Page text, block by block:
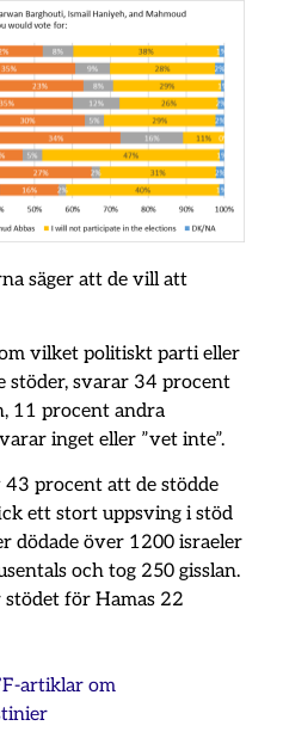
säger att de vill att
vilket politiskt parti eller
svarar 34 procent
11 procent andra
inget eller ”vet inte”.
43 procent att de stödde
ett stort uppsving i stöd
dödade över 1200 israeler
och tog 250 gisslan.
för Hamas 22
artiklar om